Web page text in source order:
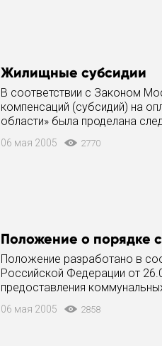
Жилищные субсидии
В соответствии с Законом
компенсаций (субсидий) на
области» была проделана
социальным вопросам
06 мая 2005 2770
Положение о порядке
Положение разработано в
Российской Федерации от
предоставления
твердых и жидких бытовых
06 мая 2005 2858